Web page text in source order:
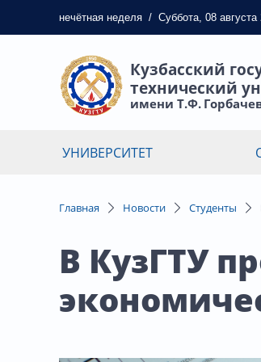
нечётная неделя / Суббота, 08 августа
Кузбасский
технический
имени Т.Ф.
УНИВЕРСИТЕТ
Главная Новости Студенты
В КузГТУ